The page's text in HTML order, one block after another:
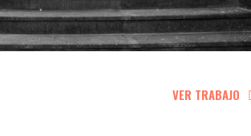
VER TRABAJO